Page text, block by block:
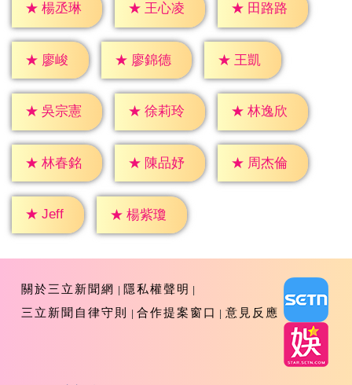
★ 楊丞琳 ★ 王心凌 ★ 田路路
★ 廖峻 ★ 廖錦德 ★ 王凱
★ 吳宗憲 ★ 徐莉玲 ★ 林逸欣
★ 林春銘 ★ 陳品妤 ★ 周杰倫
★ Jeff ★ 楊紫瓊
關於三立新聞網
隱私權聲明
三立新聞自律守則
合作提案窗口 意見反應